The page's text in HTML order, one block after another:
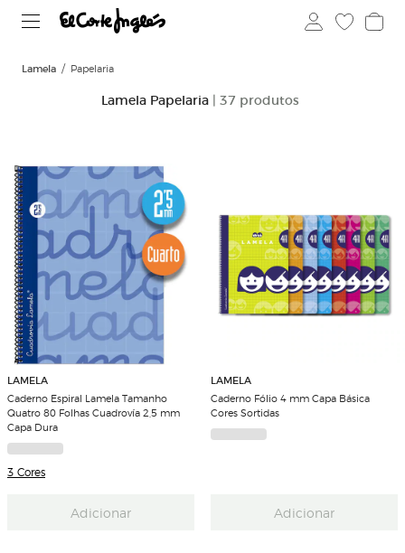
Lamela Papelaria
Lamela Papelaria | 37 produtos
LAMELA
Caderno Espiral Lamela Tamanho
Quatro 80 Folhas Cuadrovía 2,5 mm
Capa Dura
3 Cores
Adicionar
LAMELA
Caderno Fólio 4 mm Capa Básica
Cores Sortidas
Adicionar